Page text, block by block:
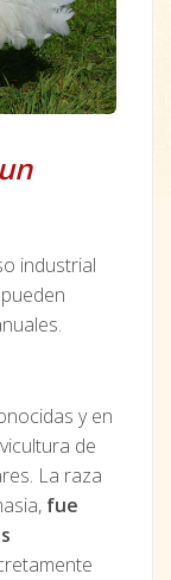
industrial
y en
de
La raza
fue